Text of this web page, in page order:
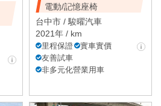
電動/記憶座椅
台中市 / 駿曜汽車
2021年 / km
里程保證
實車實價
友善試車
非多元化營業用車